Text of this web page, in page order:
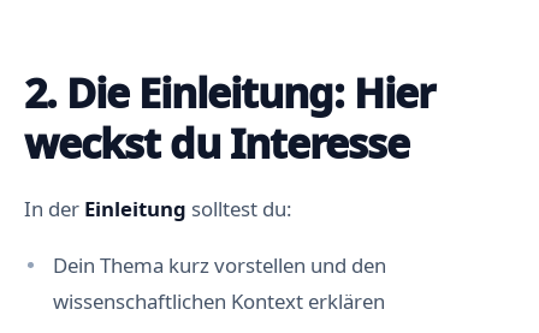
2. Die Einleitung: Hier
weckst du Interesse
In der Einleitung solltest du:
Dein Thema kurz vorstellen und den
wissenschaftlichen Kontext erklären